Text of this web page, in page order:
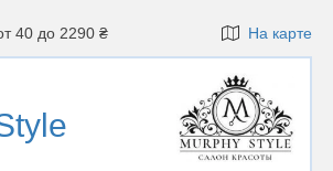
40 до 2290 ₴ На карте